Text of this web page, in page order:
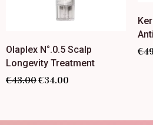
Olaplex N°.0.5 Scalp
Longevity Treatment
€43.00€34.00
€